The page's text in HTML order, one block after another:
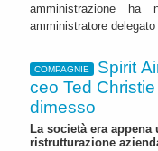
amministrazione ha
amministratore
COMPAGNIE
Spirit
ceo Ted
dimesso
La società era appena
ristrutturazione